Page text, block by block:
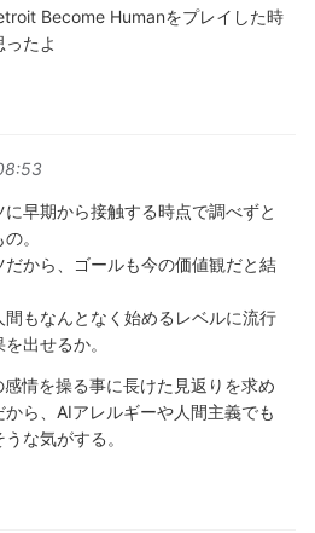
Become Humanをプレイした時
たよ
早期から接触する時点で調べずと
。
から、ゴールも今の価値観だと結
もなんとなく始めるレベルに流行
出せるか。
情を操る事に長けた見返りを求め
ら、AIアレルギーや人間主義でも
な気がする。